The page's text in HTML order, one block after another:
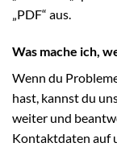
„PDF“ aus.
Was mache ich,
Wenn du
hast, kannst du
weiter und
Kontaktdaten auf